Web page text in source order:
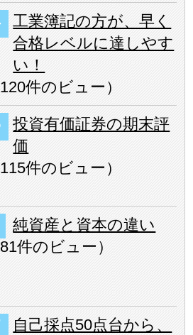
工業簿記の方が、早く
合格レベルに達しやす
い！
120件のビュー ）
投資有価証券の期末評
価
115件のビュー ）
純資産と資本の違い
81件のビュー ）
自己採点50点台から、